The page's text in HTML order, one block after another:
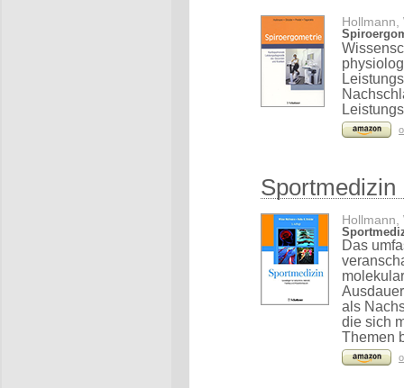
Hollmann,
Sportmedizin
Hollmann,
Das
als
die sich
Themen